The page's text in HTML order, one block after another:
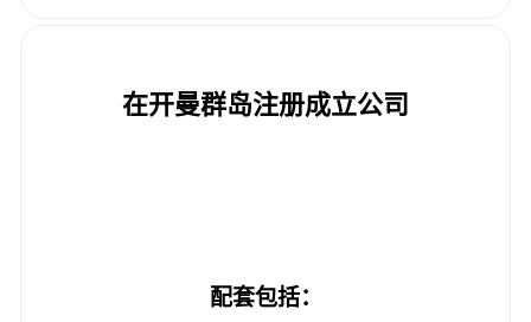
在开曼群岛注册成立公司
配套包括：